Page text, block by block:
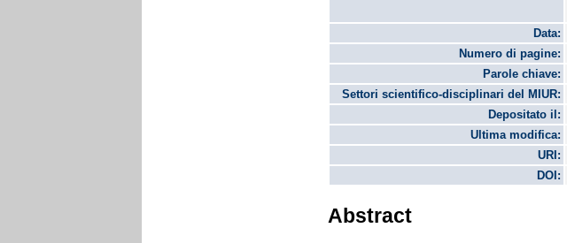
Data:
Numero di pagine:
Parole chiave:
Settori scientifico-disciplinari del MIUR:
Depositato il:
Ultima modifica:
URI:
DOI:
Abstract